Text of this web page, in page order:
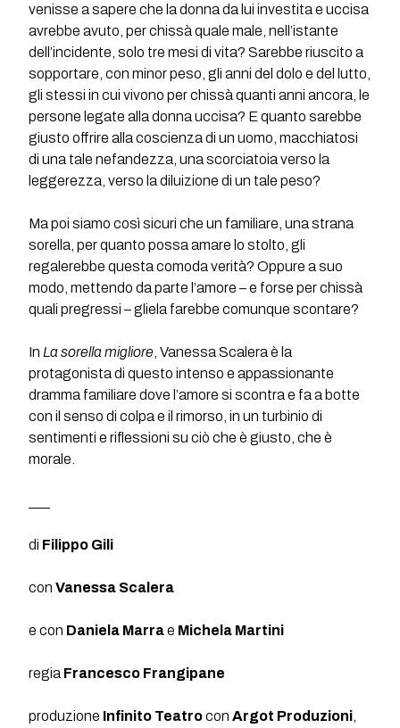
venisse a sapere che la donna da lui investita e uccisa
avrebbe avuto, per chissà quale male, nell’istante
dell’incidente, solo tre mesi di vita? Sarebbe riuscito a
sopportare, con minor peso, gli anni del dolo e del lutto,
gli stessi in cui vivono per chissà quanti anni ancora, le
persone legate alla donna uccisa? E quanto sarebbe
giusto offrire alla coscienza di un uomo, macchiatosi
di una tale nefandezza, una scorciatoia verso la
leggerezza, verso la diluizione di un tale peso?
Ma poi siamo così sicuri che un familiare, una strana
sorella, per quanto possa amare lo stolto, gli
regalerebbe questa comoda verità? Oppure a suo
modo, mettendo da parte l’amore – e forse per chissà
quali pregressi – gliela farebbe comunque scontare?
In La sorella migliore , Vanessa Scalera è la
protagonista di questo intenso e appassionante
dramma familiare dove l’amore si scontra e fa a botte
con il senso di colpa e il rimorso, in un turbinio di
sentimenti e riflessioni su ciò che è giusto, che è
morale.
di Filippo Gili
conVanessa Scalera
e con Daniela Marrae Michela Martini
regia Francesco Frangipane
produzione Infinito TeatroconArgot Produzioni